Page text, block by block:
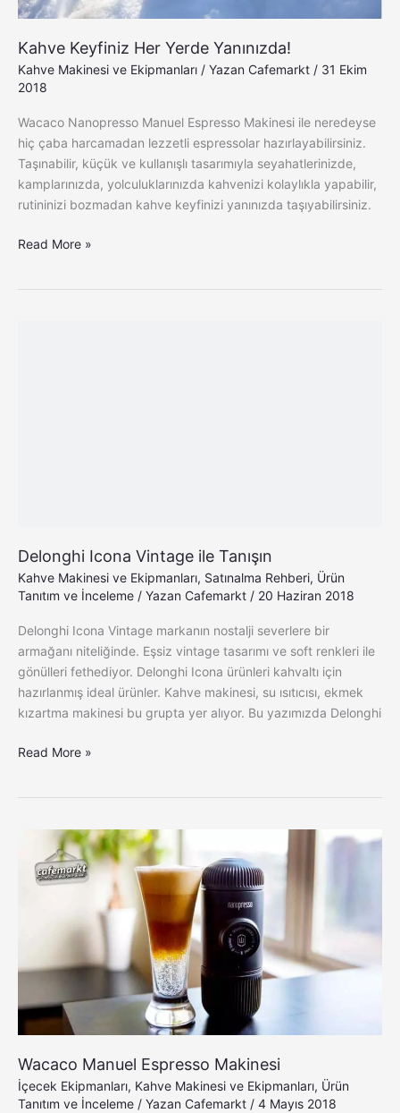
Kahve Keyfiniz Her Yerde Yanınızda!
Kahve Makinesi ve Ekipmanları / Yazan Cafemarkt / 31 Ekim
2018
Wacaco Nanopresso Manuel Espresso Makinesi ile neredeyse
hiç çaba harcamadan lezzetli espressolar hazırlayabilirsiniz.
Taşınabilir, küçük ve kullanışlı tasarımıyla seyahatlerinizde,
kamplarınızda, yolculuklarınızda kahvenizi kolaylıkla yapabilir,
rutininizi bozmadan kahve keyfinizi yanınızda taşıyabilirsiniz.
Read More »
Delonghi Icona Vintage ile Tanışın
Kahve Makinesi ve Ekipmanları, Satınalma Rehberi, Ürün
Tanıtım ve İnceleme / Yazan Cafemarkt / 20 Haziran 2018
Delonghi Icona Vintage markanın nostalji severlere bir
armağanı niteliğinde. Eşsiz vintage tasarımı ve soft renkleri ile
gönülleri fethediyor. Delonghi Icona ürünleri kahvaltı için
hazırlanmış ideal ürünler. Kahve makinesi, su ısıtıcısı, ekmek
kızartma makinesi bu grupta yer alıyor. Bu yazımızda Delonghi
Read More »
Wacaco Manuel Espresso Makinesi
İçecek Ekipmanları, Kahve Makinesi ve Ekipmanları, Ürün
Tanıtım ve İnceleme / Yazan Cafemarkt / 4 Mayıs 2018
Wacaco
Manuel
Espresso